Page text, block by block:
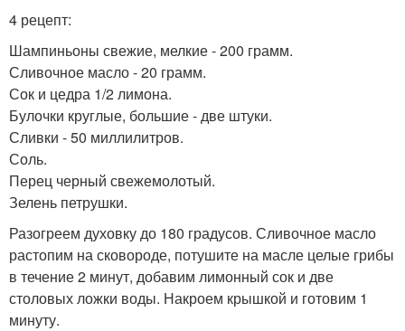
4 рецепт:
Шампиньоны свежие, мелкие - 200 грамм.
Сливочное масло - 20 грамм.
Сок и цедра 1/2 лимона.
Булочки круглые, большие - две штуки.
Сливки - 50 миллилитров.
Соль.
Перец черный свежемолотый.
Зелень петрушки.
Разогреем духовку до 180 градусов. Сливочное масло
растопим на сковороде, потушите на масле целые грибы
в течение 2 минут, добавим лимонный сок и две
столовых ложки воды. Накроем крышкой и готовим 1
минуту.